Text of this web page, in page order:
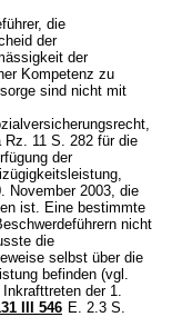
die
der
der
Kompetenz zu
sind nicht mit
11 S. 282 für die
der
November 2003, die
ist. Eine bestimmte
nicht
die
selbst über die
befinden (vgl.
der 1.
III 546 E. 2.3 S.